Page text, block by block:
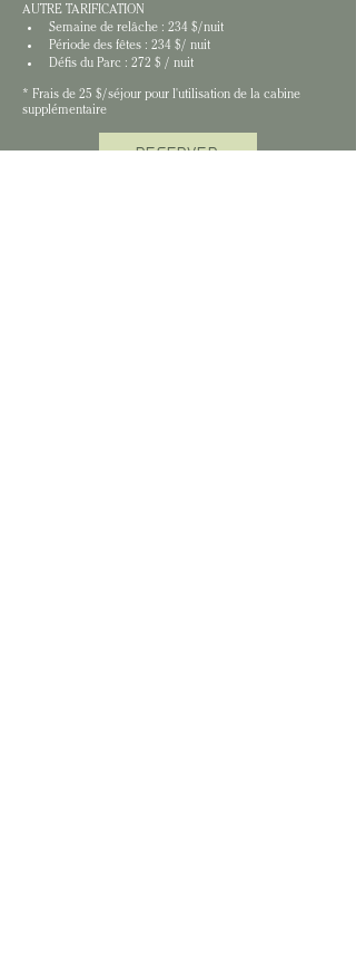
AUTRE TARIFICATION
Semaine de relâche : 234 $/nuit
Période des fêtes : 234 $/ nuit
Défis du Parc : 272 $ / nuit
* Frais de 25 $/séjour pour l'utilisation de la cabine
supplémentaire
RÉSERVER